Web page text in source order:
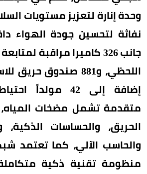
نفاثة لتحسين جودة الهواء
جانب 326 كاميرا مراقبة
اللحظي، و881 صندوق
إضافة إلى 42
متقدمة تشمل مضخات
الحريق، والحساسات
والحاسب الآلي، كما تعتمد
منظومة تقنية ذكية